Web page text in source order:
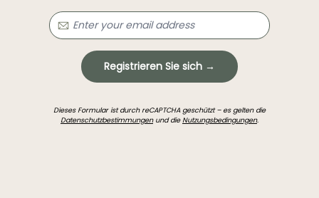
Registrieren Sie sich →
Dieses Formular ist durch reCAPTCHA geschützt – es gelten die
Datenschutzbestimmungenund dieNutzungsbedingungen.